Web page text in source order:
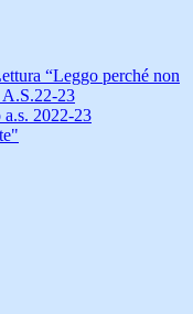
“Leggo perché non
A.S.22-23
2022-23